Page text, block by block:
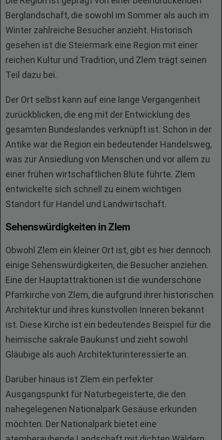
Berglandschaft, die sowohl im Sommer als auch im
Winter zahlreiche Besucher anzieht. Historisch
gesehen ist die Steiermark eine Region mit einer
reichen Kultur und Tradition, und Zlem trägt seinen
Teil dazu bei.
Der Ort selbst kann auf eine lange Vergangenheit
zurückblicken, die eng mit der Entwicklung des
gesamten Bundeslandes verknüpft ist. Schon in der
Antike war die Region ein bedeutender Handelsweg,
was zur Ansiedlung von Menschen und vor allem zu
einer frühen wirtschaftlichen Blüte führte. Zlem
entwickelte sich schnell zu einem wichtigen
Standort für Handel und Landwirtschaft.
Sehenswürdigkeiten in Zlem
Obwohl Zlem ein kleiner Ort ist, gibt es hier dennoch
einige Sehenswürdigkeiten, die Besucher anziehen.
Eine der Hauptattraktionen ist die wunderschöne
Pfarrkirche von Zlem, die aufgrund ihrer historischen
Architektur und ihres kunstvollen Inneren bekannt
ist. Diese Kirche ist ein bedeutendes Beispiel für die
heimische sakrale Baukunst und zieht sowohl
Gläubige als auch Architekturinteressierte an.
Darüber hinaus ist Zlem ein perfekter
Ausgangspunkt für Naturbegeisterte, die den
nahegelegenen Nationalpark Gesäuse erkunden
möchten. Der Nationalpark bietet eine